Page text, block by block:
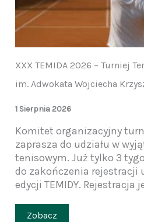
XXX TEMIDA 2026 – Turniej
im. Adwokata Wojciecha
1 Sierpnia 2026
Komitet organizacyjny
zaprasza do udziału w
tenisowym. Już tylko 3
do zakończenia rejestracji
edycji TEMIDY. Rejestracja
Zobacz